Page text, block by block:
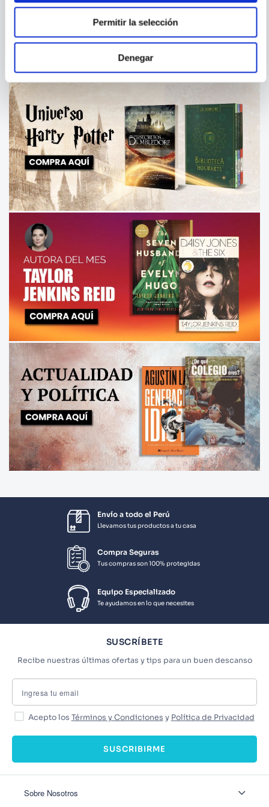
Permitir la selección
Denegar
ARBOLES MUEREN DE PIE
Envío a todo el Perú
Llevamos tus productos a tu casa
Compra Seguras
Tus compras son 100% protegidas
Equipo Especializado
Te ayudamos en lo que necesites
SUSCRÍBETE
Recibe nuestras últimas ofertas y tips para un buen descanso
Acepto los Términos y Condiciones y Política de Privacidad
SUSCRIBIRME
Sobre Nosotros